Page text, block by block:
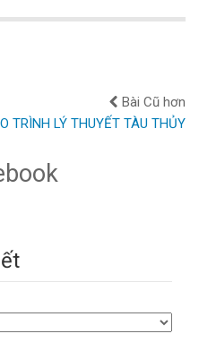
Bài Cũ hơn
TRÌNH LÝ THUYẾT TÀU THỦY